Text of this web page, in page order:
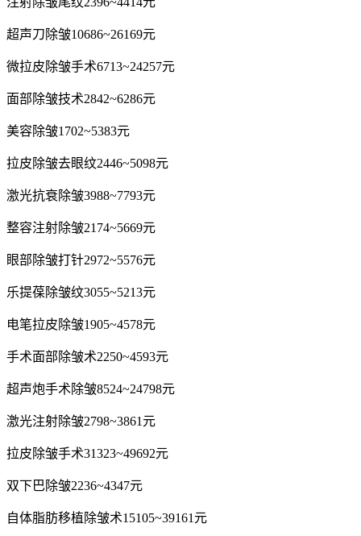
超声刀除皱10686~26169元
微拉皮除皱手术6713~24257元
面部除皱技术2842~6286元
美容除皱1702~5383元
拉皮除皱去眼纹2446~5098元
激光抗衰除皱3988~7793元
整容注射除皱2174~5669元
眼部除皱打针2972~5576元
乐提葆除皱纹3055~5213元
电笔拉皮除皱1905~4578元
手术面部除皱术2250~4593元
超声炮手术除皱8524~24798元
激光注射除皱2798~3861元
拉皮除皱手术31323~49692元
双下巴除皱2236~4347元
自体脂肪移植除皱术15105~39161元